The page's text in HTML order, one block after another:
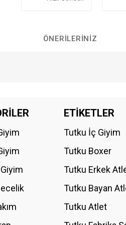
ÖNERILERINIZ
yorumu siz yapın! ETİKETLER
Tutku İç Giyim
Tutku Boxer
Tutku Erkek
Tutku Bayan
Tutku Atlet